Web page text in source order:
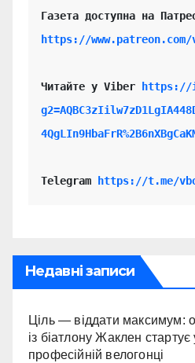
https://
Читайте у Viber
https://
Telegram https://t.me/
Недавні записи
Ціль — віддати максимум:
із біатлону Жаклен стартує
професійній велогонці